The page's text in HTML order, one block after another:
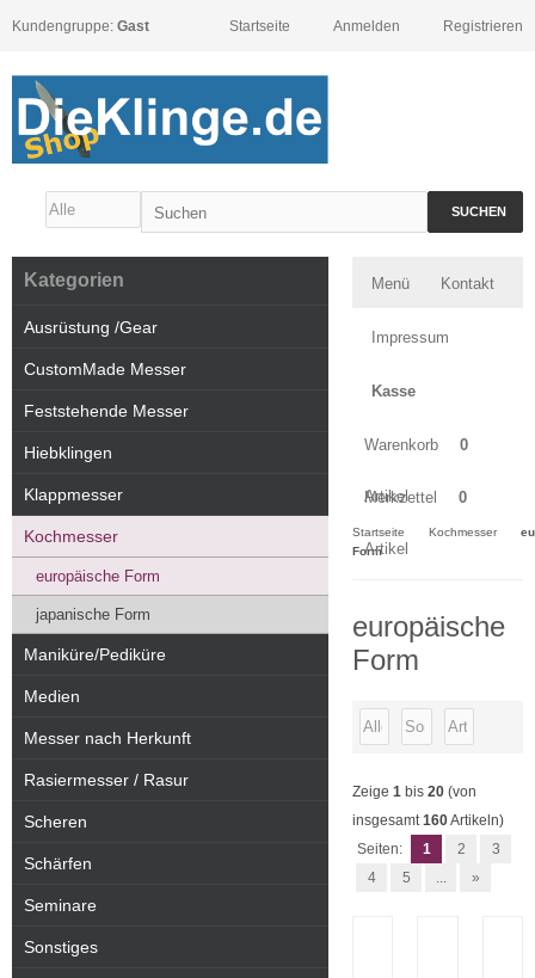
Kundengruppe: Gast Registrieren
Anmelden
Startseite
SUCHEN
Menü Kontakt
Impressum
Kasse
Warenkorb 0
Artikel
Merkzettel 0
Artikel
Startseite Kochmesser
Form
europäische
Form
Zeige 1 bis 20 (von
insgesamt160Artikeln)
Seiten:
1 2
3
4
5 ... »
Kategorien
Ausrüstung /Gear
CustomMade Messer
Feststehende Messer
Hiebklingen
Klappmesser
Kochmesser
europäische Form
japanische Form
Maniküre/Pediküre
Medien
Messer nach Herkunft
Rasiermesser / Rasur
Scheren
Schärfen
Seminare
Sonstiges